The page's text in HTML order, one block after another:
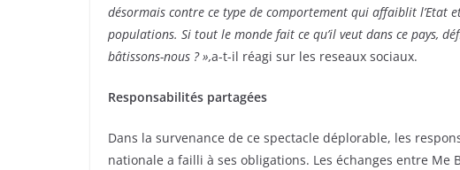
désormais contre ce type de comportement qui affaiblit l’Etat
populations. Si tout le monde fait ce qu’il veut dans ce pays,
bâtissons-nous ? »,a-t-il réagi sur les reseaux sociaux.
Responsabilités partagées
Dans la survenance de ce spectacle déplorable, les
nationale a failli à ses obligations. Les échanges entre Me